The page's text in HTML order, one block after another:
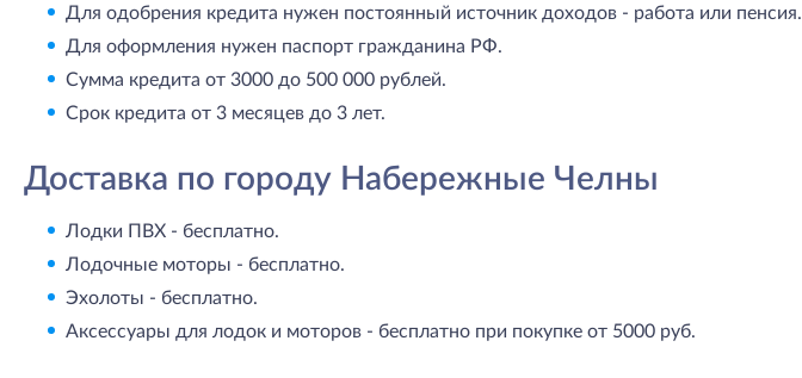
Для одобрения кредита нужен постоянный источник доходов - работа или пенсия.
Для оформления нужен паспорт гражданина РФ.
Сумма кредита от 3000 до 500 000 рублей.
Срок кредита от 3 месяцев до 3 лет.
Доставка по городу Набережные Челны
Лодки ПВХ - бесплатно.
Лодочные моторы - бесплатно.
Эхолоты - бесплатно.
Аксессуары для лодок и моторов - бесплатно при покупке от 5000 руб.